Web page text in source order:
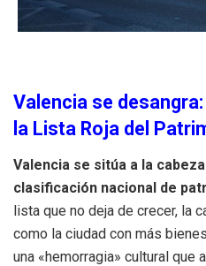
Valencia se
la Lista Roja del
Valencia se sitúa a la
clasificación nacional de
lista que no deja de crecer, la
como la ciudad con más
una «hemorragia» cultural que